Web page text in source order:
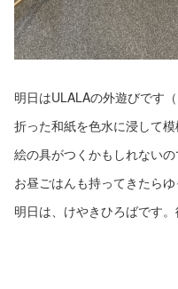
明日はULALAの外遊びです
折った和紙を色水に浸して
絵の具がつくかもしれない
お昼ごはんも持ってきたら
明日は、けやきひろばです。